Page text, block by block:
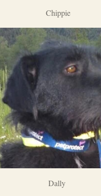
Chippie
Dally